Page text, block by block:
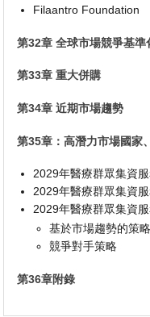
Filaantro Foundation
第32章 全球市場競爭基準
第33章 重大併購
第34章 近期市場趨勢
第35章：高潛力市場國家
2029年醫療群眾集資
2029年醫療群眾集資
2029年醫療群眾集資
基於市場趨勢的策略
競爭對手策略
第36章附錄